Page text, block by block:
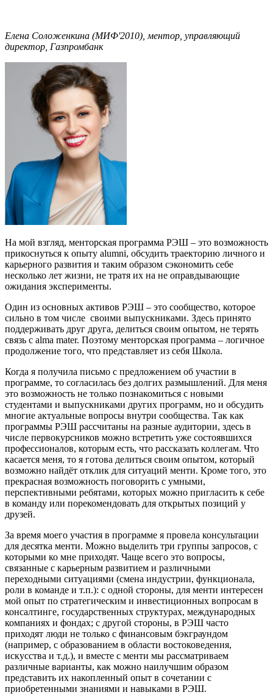
Елена Соложенкина (МИФ'2010), ментор, управляющий
директор, Газпромбанк
На мой взгляд, менторская программа РЭШ – это возможность
прикоснуться к опыту alumni, обсудить траекторию личного и
карьерного развития и таким образом сэкономить себе
несколько лет жизни, не тратя их на не оправдывающие
ожидания эксперименты.
Один из основных активов РЭШ – это сообщество, которое
сильно в том числе своими выпускниками. Здесь принято
поддерживать друг друга, делиться своим опытом, не терять
связь с alma mater. Поэтому менторская программа – логичное
продолжение того, что представляет из себя Школа.
Когда я получила письмо с предложением об участии в
программе, то согласилась без долгих размышлений. Для меня
это возможность не только познакомиться с новыми
студентами и выпускниками других программ, но и обсудить
многие актуальные вопросы внутри сообщества. Так как
программы РЭШ рассчитаны на разные аудитории, здесь в
числе первокурсников можно встретить уже состоявшихся
профессионалов, которым есть, что рассказать коллегам. Что
касается меня, то я готова делиться своим опытом, который
возможно найдёт отклик для ситуаций менти. Кроме того, это
прекрасная возможность поговорить с умными,
перспективными ребятами, которых можно пригласить к себе
в команду или порекомендовать для открытых позиций у
друзей.
За время моего участия в программе я провела консультации
для десятка менти. Можно выделить три группы запросов, с
которыми ко мне приходят. Чаще всего это вопросы,
связанные с карьерным развитием и различными
переходными ситуациями (смена индустрии, функционала,
роли в команде и т.п.): с одной стороны, для менти интересен
мой опыт по стратегическим и инвестиционных вопросам в
консалтинге, государственных структурах, международных
компаниях и фондах; с другой стороны, в РЭШ часто
приходят люди не только с финансовым бэкграундом
(например, с образованием в области востоковедения,
искусства и т.д.), и вместе с менти мы рассматриваем
различные варианты, как можно наилучшим образом
представить их накопленный опыт в сочетании с
приобретенными знаниями и навыками в РЭШ.